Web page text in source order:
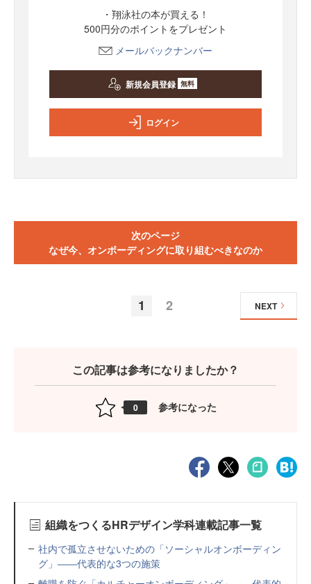
・翔泳社の本が買える！
500円分のポイントをプレゼント
メールバックナンバー
新規会員登録 無料
ログイン
次のページ
なぜ今、オンボーディングに取り組むべきなのか
1 2 NEXT
この記事は参考になりましたか？
0 参考になった
組織をつくるHRデザイン学科連載記事一覧
社内で孤立させないための「ソーシャルオンボーディン
グ」――代表的な3つの施策